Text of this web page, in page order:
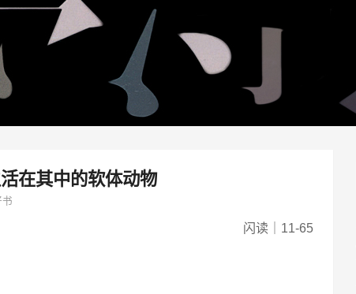
在其中的软体动物
书
闪读｜11-65